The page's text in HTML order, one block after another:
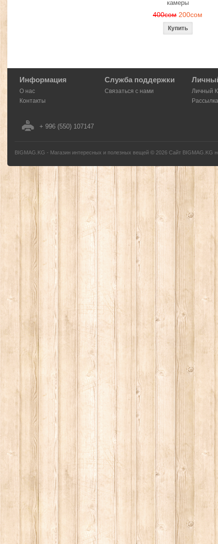
камеры
400сом 200сом
Информация
О нас
Контакты
Служба поддержки
Связаться с нами
Личный
Рассылка
+ 996 (550) 107147
BIGMAG.KG - Магазин интересных и полезных вещей © 2026 Сайт BIGMAG.KG
без письменного разрешения автора - запрещено, и будет преследоваться по